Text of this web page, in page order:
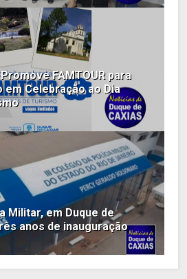
FAMTOUR para
em Celebração ao Dia
Militar, em Duque de
anos de inauguração